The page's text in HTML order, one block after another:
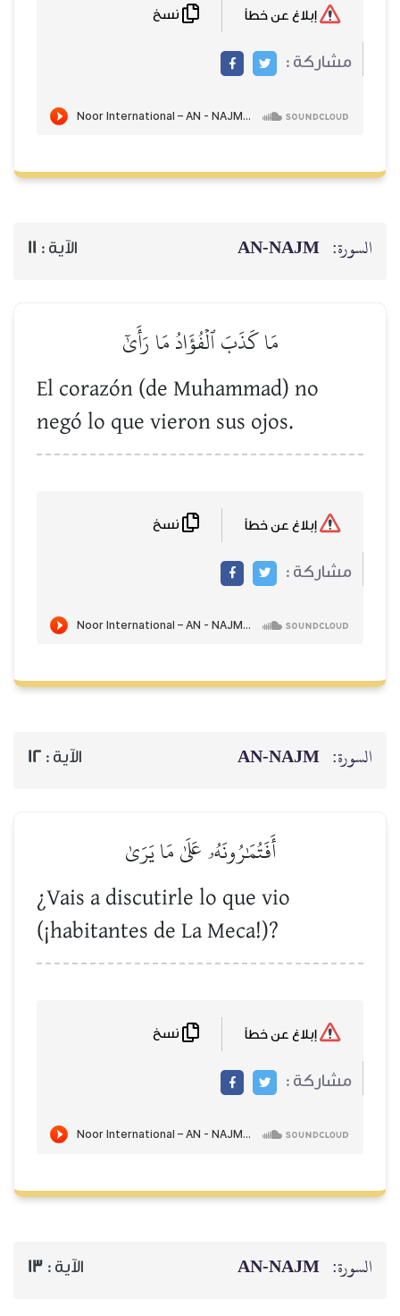
مشاركة :
السورة: AN-NAJM الآية : 11
مَا كَذَبَ ٱلۡفُؤَادُ مَا رَأَىٰٓ
El corazón (de Muhammad) no
negó lo que vieron sus ojos.
مشاركة :
السورة: AN-NAJM الآية : 12
أَفَتُمَٰرُونَهُۥ عَلَىٰ مَا يَرَىٰ
¿Vais a discutirle lo que vio
(¡habitantes de La Meca!)?
مشاركة :
السورة: AN-NAJM الآية : 13